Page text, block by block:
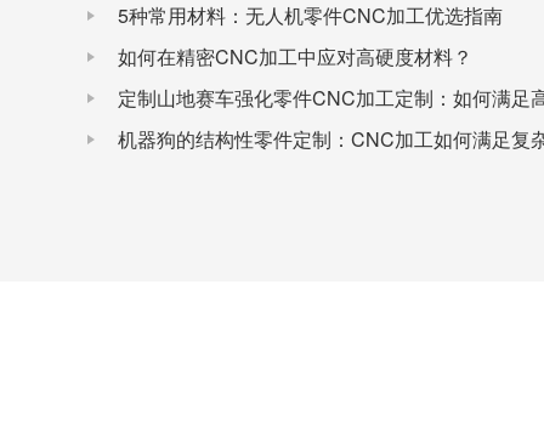
5种常用材料：无人机零件CNC加工优选指南
如何在精密CNC加工中应对高硬度材料？
定制山地赛车强化零件CNC加工定制：如何满足
机器狗的结构性零件定制：CNC加工如何满足复